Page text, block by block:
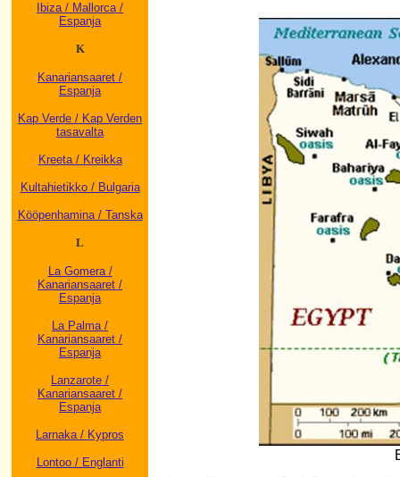
Ibiza / Mallorca /
Espanja
K
Kanariansaaret /
Espanja
Kap Verde / Kap Verden
tasavalta
Kreeta / Kreikka
Kultahietikko / Bulgaria
Kööpenhamina / Tanska
L
La Gomera /
Kanariansaaret /
Espanja
La Palma /
Kanariansaaret /
Espanja
Lanzarote /
Kanariansaaret /
Espanja
Larnaka / Kypros
Lontoo / Englanti